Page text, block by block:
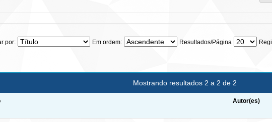
por: Em ordem: Resultados/Página
Mostrando resultados 2 a 2 de 2
Autor(es)